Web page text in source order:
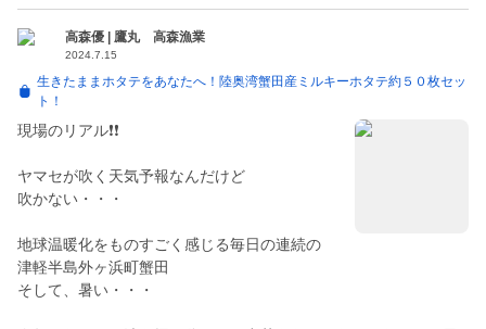
高森優 | 鷹丸 高森漁業
2024.7.15
生きたままホタテをあなたへ！陸奥湾蟹田産ミルキーホタテ約５０枚セッ
ト！
現場のリアル❗❗
ヤマセが吹く天気予報なんだけど
吹かない・・・
地球温暖化をものすごく感じる毎日の連続の
津軽半島外ヶ浜町蟹田
そして、暑い・・・